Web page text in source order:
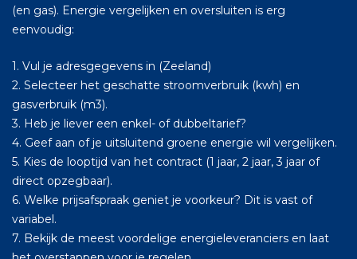
(en gas). Energie vergelijken en oversluiten is erg
eenvoudig:
1. Vul je adresgegevens in (Zeeland)
2. Selecteer het geschatte stroomverbruik (kwh) en
gasverbruik (m3).
3. Heb je liever een enkel- of dubbeltarief?
4. Geef aan of je uitsluitend groene energie wil vergelijken.
5. Kies de looptijd van het contract (1 jaar, 2 jaar, 3 jaar of
direct opzegbaar).
6. Welke prijsafspraak geniet je voorkeur? Dit is vast of
variabel.
7. Bekijk de meest voordelige energieleveranciers en laat